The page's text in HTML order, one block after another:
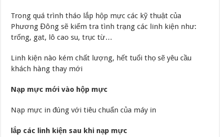
Trong quá trình tháo lắp hộp mực các kỹ thuật của
Phương Đông sẽ kiểm tra tình trạng các linh kiện như:
trống, gạt, lô cao su, trục từ…
Linh kiện nào kém chất lượng, hết tuổi thọ sẽ yêu cầu
khách hàng thay mới
Nạp mực mới vào hộp mực
Nạp mực in đúng với tiêu chuẩn của máy in
lắp các linh kiện sau khi nạp mực